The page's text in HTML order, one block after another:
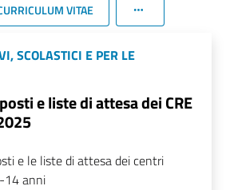
VITAE
SCOLASTICI E PER LE
e liste di attesa dei CRE
e le liste di attesa dei centri
14 anni